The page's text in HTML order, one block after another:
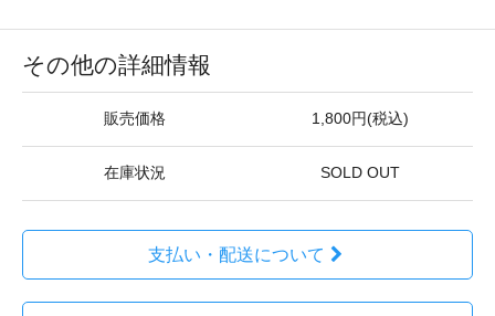
その他の詳細情報
販売価格 1,800円(税込)
在庫状況 SOLD OUT
支払い・配送について